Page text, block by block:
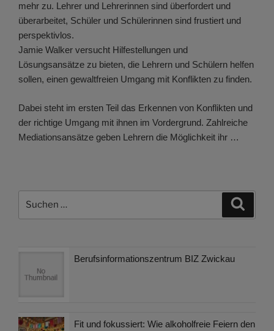
mehr zu. Lehrer und Lehrerinnen sind überfordert und
überarbeitet, Schüler und Schülerinnen sind frustiert und
perspektivlos.
Jamie Walker versucht Hilfestellungen und
Lösungsansätze zu bieten, die Lehrern und Schülern helfen
sollen, einen gewaltfreien Umgang mit Konflikten zu finden.
Dabei steht im ersten Teil das Erkennen von Konflikten und
der richtige Umgang mit ihnen im Vordergrund. Zahlreiche
Mediationsansätze geben Lehrern die Möglichkeit ihr …
Berufsinformationszentrum BIZ Zwickau
Fit und fokussiert: Wie alkoholfreie Feiern den